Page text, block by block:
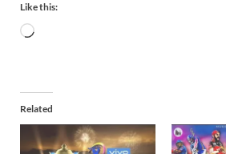
Like this:
Related